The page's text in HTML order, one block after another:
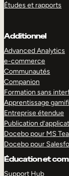
Études et rapports
Additionnel
Advanced Analytics
e-commerce
Communautés
Companion
Formation sans
Apprentissage
Entreprise étendue
Publication
Docebo pour MS
Docebo pour
Éducation et
Support Hub